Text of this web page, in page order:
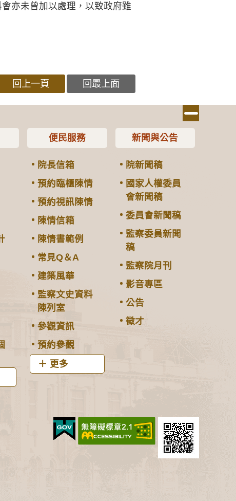
亦未曾加以處理，以致政府雖
回上一頁 回最上面
便民服務
院長信箱
預約臨櫃陳情
預約視訊陳情
陳情信箱
陳情書範例
常見Q＆A
建築風華
監察文史資料
陳列室
參觀資訊
預約參觀
更多
新聞與公告
院新聞稿
國家人權委員
會新聞稿
委員會新聞稿
監察委員新聞
稿
監察院月刊
影音專區
公告
徵才